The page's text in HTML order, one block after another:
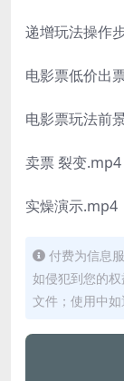
递增玩法操作
电影票低价出
电影票玩法前
卖票 裂变.mp4
实燥演示.mp4
付费为信息
如侵犯到您的
文件；使用中